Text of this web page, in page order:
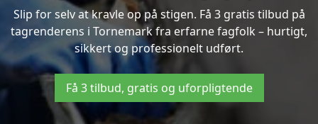
Slip for selv at kravle op på stigen. Få 3 gratis tilbud på
tagrenderens i Tornemark fra erfarne fagfolk – hurtigt,
sikkert og professionelt udført.
Få 3 tilbud, gratis og uforpligtende